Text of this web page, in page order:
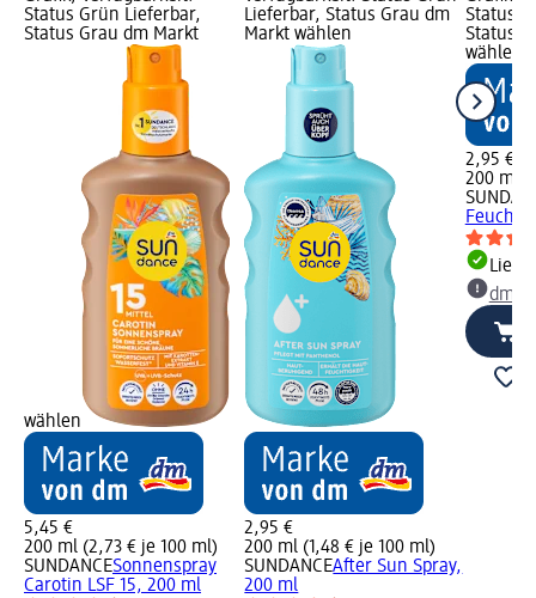
Status Grün Lieferbar,
Status Grau dm Markt
wählen
5,45 €
200 ml (2,73 € je 100 ml)
SUNDANCESonnenspray
Carotin LSF 15, 200 ml
Lieferbar, Status Grau dm
Markt wählen
2,95 €
200 ml (1,48 € je 100 ml)
SUNDANCEAfter Sun Spray,
200 ml
Status
Status
wählen
2,95 €
200 ml
dm